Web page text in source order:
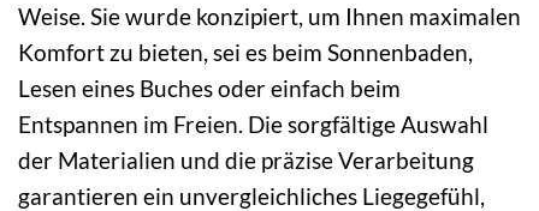
Weise. Sie wurde konzipiert, um Ihnen maximalen
Komfort zu bieten, sei es beim Sonnenbaden,
Lesen eines Buches oder einfach beim
Entspannen im Freien. Die sorgfältige Auswahl
der Materialien und die präzise Verarbeitung
garantieren ein unvergleichliches Liegegefühl,